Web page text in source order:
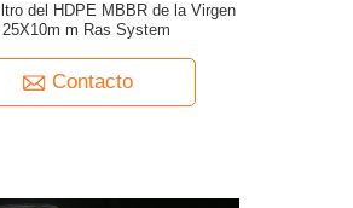
del HDPE MBBR de la Virgen
m Ras System
Contacto